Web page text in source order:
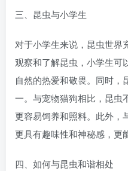
三、昆虫与小学生
对于小学生来说，昆虫世界
观察和了解昆虫，小学生可
自然的热爱和敬畏。同时，
一。与宠物猫狗相比，昆虫
更容易饲养和照料。此外，
更具有趣味性和神秘感，更
四、如何与昆虫和谐相处